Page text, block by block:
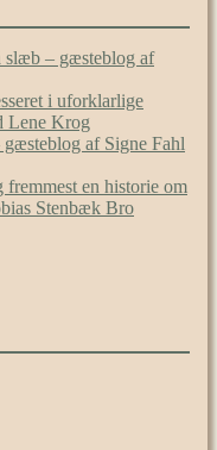
slæb – gæsteblog af
i uforklarlige
Lene Krog
af Signe Fahl
fremmest en historie om
Stenbæk Bro